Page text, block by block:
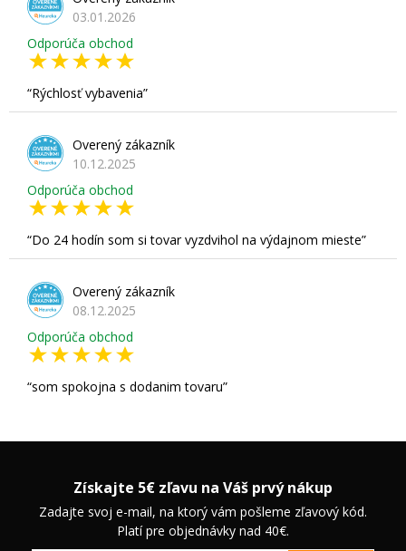
03.01.2026
Odporúča obchod
Rýchlosť vybavenia
Overený zákazník
10.12.2025
Odporúča obchod
Do 24 hodín som si tovar vyzdvihol na výdajnom mieste
Overený zákazník
08.12.2025
Odporúča obchod
som spokojna s dodanim tovaru
Získajte 5€ zľavu na Váš prvý nákup
Zadajte svoj e-mail, na ktorý vám pošleme zľavový kód.
Platí pre objednávky nad 40€.